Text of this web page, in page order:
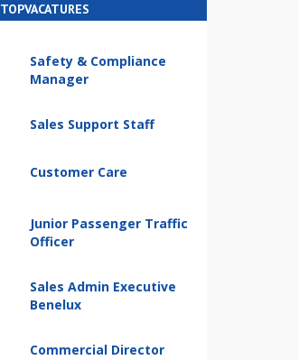
TOPVACATURES
Safety & Compliance
Manager
Sales Support Staff
Customer Care
Junior Passenger Traffic
Officer
Sales Admin Executive
Benelux
Commercial Director